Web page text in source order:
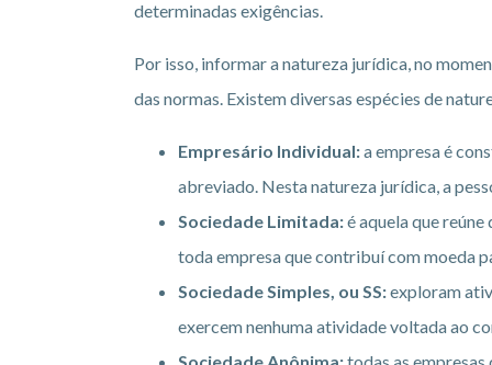
determinadas exigências.
Por isso, informar a natureza jurídica, no
das normas. Existem diversas espécies de
Empresário Individual:a empresa é
abreviado. Nesta natureza jurídica, a
Sociedade Limitada:é aquela que
toda empresa que contribuí com moeda
Sociedade Simples, ou SS:exploram
exercem nenhuma atividade voltada ao